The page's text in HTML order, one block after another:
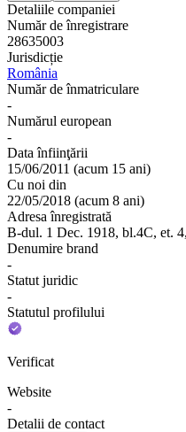
Detaliile companiei
Număr de înregistrare
28635003
Jurisdicție
România
Număr de înmatriculare
-
Numărul european
-
Data înfiinţării
15/06/2011 (acum 15 ani)
Cu noi din
22/05/2018 (acum 8 ani)
Adresa înregistrată
B-dul. 1 Dec. 1918, bl.4C, et.
Denumire brand
-
Statut juridic
-
Statutul profilului
Verificat
Website
-
Detalii de contact